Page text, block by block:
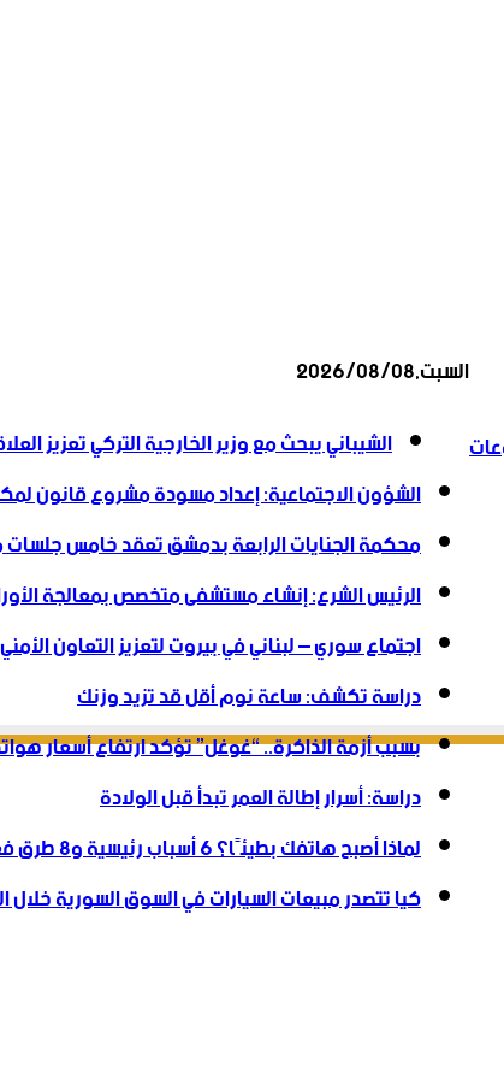
السبت,2026/08/08
أخبار عاجلة الشيباني يبحث مع وزير الخارجية التركي تعزيز
الشؤون الاجتماعية: إعداد مسودة مشروع قانون
محكمة الجنايات الرابعة بدمشق تعقد خامس
الرئيس الشرع: إنشاء ‌‏مستشفى متخصص بمعالجة
اجتماع سوري – لبناني في بيروت لتعزيز التعاون
دراسة تكشف: ساعة نوم أقل قد تزيد وزنك
بسبب أزمة الذاكرة.. “غوغل” تؤكد ارتفاع أسعار
دراسة: أسرار إطالة العمر تبدأ قبل الولادة
لماذا أصبح هاتفك بطيئًا؟ 6 أسباب رئيسية و8 طرق فعالة لاستعادة سرعته
كيا تتصدر مبيعات السيارات في السوق السورية خلال